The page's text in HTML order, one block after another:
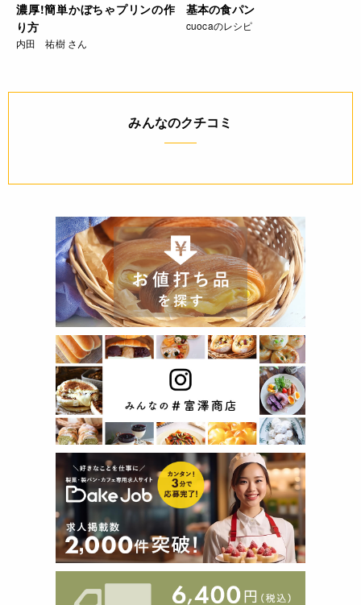
濃厚!簡単かぼちゃプリンの作
り方
内田 祐樹 さん
基本の食パン
cuocaのレシピ
みんなのクチコミ